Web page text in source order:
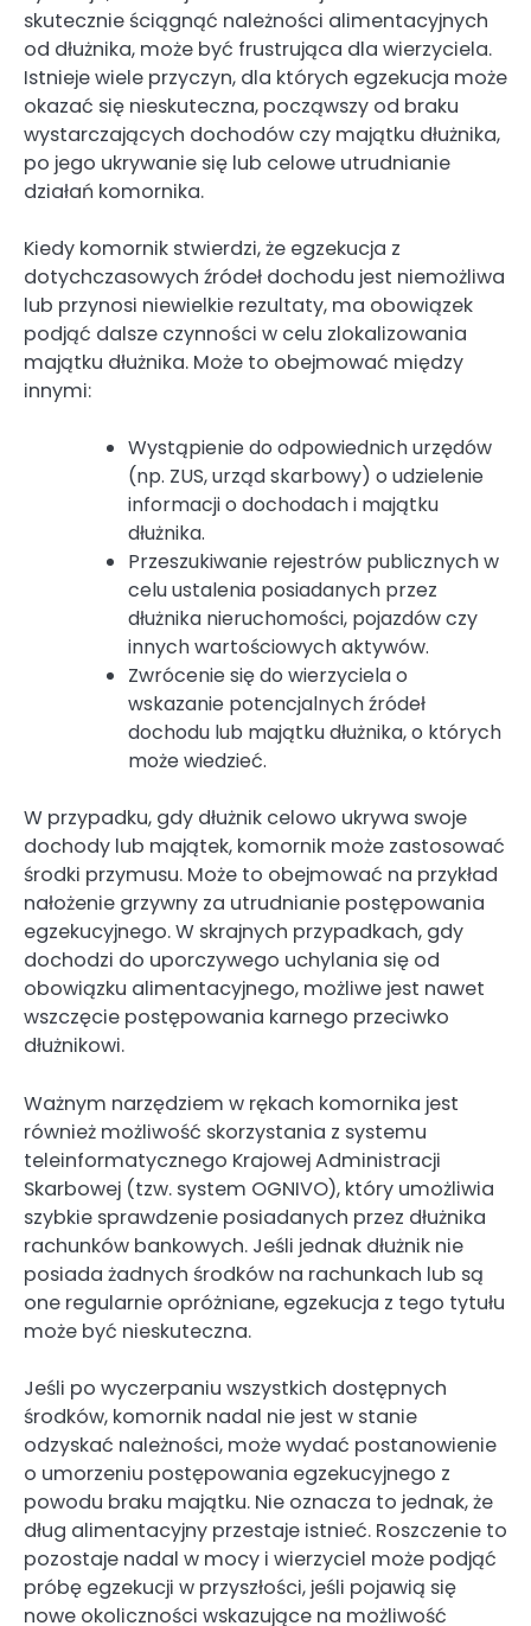
skutecznie ściągnąć należności alimentacyjnych
od dłużnika, może być frustrująca dla wierzyciela.
Istnieje wiele przyczyn, dla których egzekucja może
okazać się nieskuteczna, począwszy od braku
wystarczających dochodów czy majątku dłużnika,
po jego ukrywanie się lub celowe utrudnianie
działań komornika.
Kiedy komornik stwierdzi, że egzekucja z
dotychczasowych źródeł dochodu jest niemożliwa
lub przynosi niewielkie rezultaty, ma obowiązek
podjąć dalsze czynności w celu zlokalizowania
majątku dłużnika. Może to obejmować między
innymi:
Wystąpienie do odpowiednich urzędów
(np. ZUS, urząd skarbowy) o udzielenie
informacji o dochodach i majątku
dłużnika.
Przeszukiwanie rejestrów publicznych w
celu ustalenia posiadanych przez
dłużnika nieruchomości, pojazdów czy
innych wartościowych aktywów.
Zwrócenie się do wierzyciela o
wskazanie potencjalnych źródeł
dochodu lub majątku dłużnika, o których
może wiedzieć.
W przypadku, gdy dłużnik celowo ukrywa swoje
dochody lub majątek, komornik może zastosować
środki przymusu. Może to obejmować na przykład
nałożenie grzywny za utrudnianie postępowania
egzekucyjnego. W skrajnych przypadkach, gdy
dochodzi do uporczywego uchylania się od
obowiązku alimentacyjnego, możliwe jest nawet
wszczęcie postępowania karnego przeciwko
dłużnikowi.
Ważnym narzędziem w rękach komornika jest
również możliwość skorzystania z systemu
teleinformatycznego Krajowej Administracji
Skarbowej (tzw. system OGNIVO), który umożliwia
szybkie sprawdzenie posiadanych przez dłużnika
rachunków bankowych. Jeśli jednak dłużnik nie
posiada żadnych środków na rachunkach lub są
one regularnie opróżniane, egzekucja z tego tytułu
może być nieskuteczna.
Jeśli po wyczerpaniu wszystkich dostępnych
środków, komornik nadal nie jest w stanie
odzyskać należności, może wydać postanowienie
o umorzeniu postępowania egzekucyjnego z
powodu braku majątku. Nie oznacza to jednak, że
dług alimentacyjny przestaje istnieć. Roszczenie to
pozostaje nadal w mocy i wierzyciel może podjąć
próbę egzekucji w przyszłości, jeśli pojawią się
nowe okoliczności wskazujące na możliwość